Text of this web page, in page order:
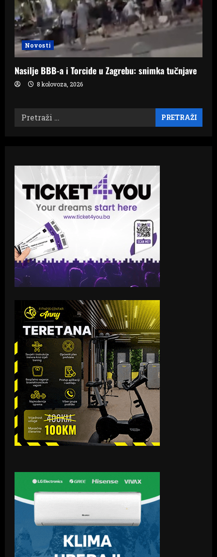
Novosti
Nasilje BBB-a i Torcide u Zagrebu: snimka tučnjave
8 kolovoza, 2026
Pretraži: